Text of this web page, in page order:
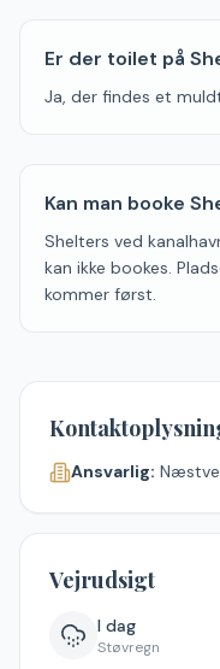
Er der toilet på
Ja, der findes et
Kan man booke
Shelters ved
kan ikke bookes.
kommer først.
Ansvarlig:
Vejrudsigt
I dag
Støvregn